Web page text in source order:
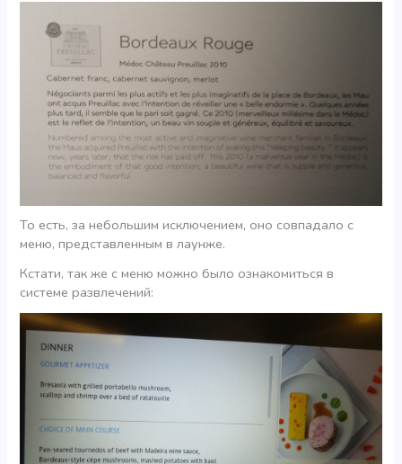
То есть, за небольшим исключением, оно совпадало с
меню, представленным в лаунже.
Кстати, так же с меню можно было ознакомиться в
системе развлечений: